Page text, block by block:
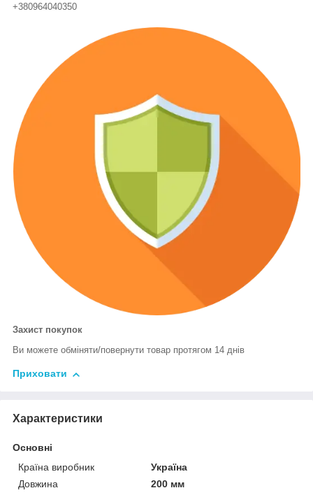
+380964040350
Захист покупок
Ви можете обміняти/повернути товар протягом 14 днів
Приховати
Характеристики
Основні
Країна виробник
Україна
Довжина
200 мм